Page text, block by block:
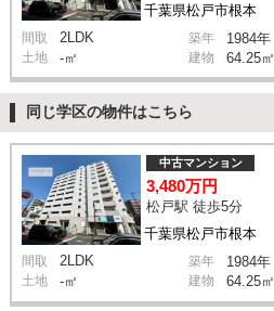
千葉県松戸市根本
間取 2LDK 築年 1984年
土地 -㎡ 建物 64.25㎡
同じ学区の物件はこちら
千葉県松戸市根本
中古マンション
3,480万円
松戸駅 徒歩5分
間取 2LDK 築年 1984年
土地 -㎡ 建物 64.25㎡